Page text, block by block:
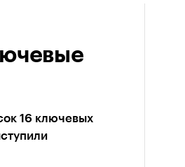
16 ключевых